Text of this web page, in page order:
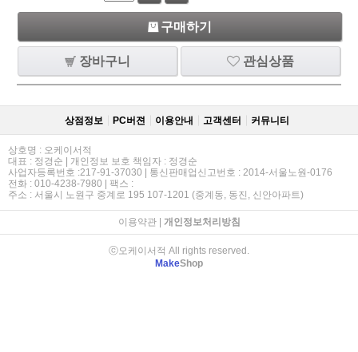
구매하기
장바구니 관심상품
상점정보 PC버젼 이용안내 고객센터 커뮤니티
상호명 : 오케이서적
대표 : 정경순 | 개인정보 보호 책임자 : 정경순
사업자등록번호 :217-91-37030 | 통신판매업신고번호 : 2014-서울노원-0176
전화 : 010-4238-7980 | 팩스 :
주소 : 서울시 노원구 중계로 195 107-1201 (중계동, 동진, 신안아파트)
이용약관| 개인정보처리방침
ⓒ오케이서적 All rights reserved.
MakeShop